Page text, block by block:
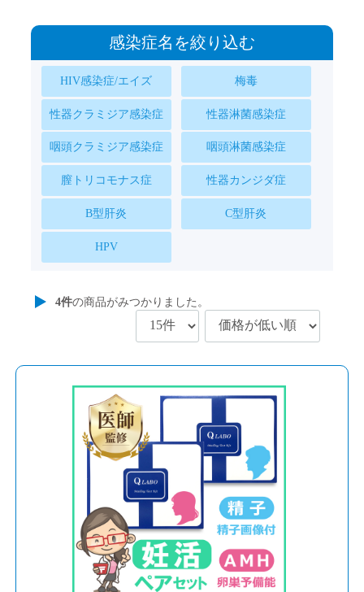
感染症名を絞り込む
HIV感染症/エイズ 梅毒
性器クラミジア感染症 性器淋菌感染症
咽頭クラミジア感染症 咽頭淋菌感染症
膣トリコモナス症 性器カンジダ症
B型肝炎 C型肝炎
HPV
4件の商品がみつかりました。